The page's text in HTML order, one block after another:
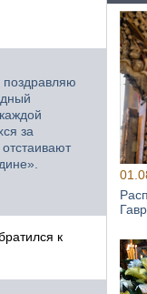
поздравляю
за
к